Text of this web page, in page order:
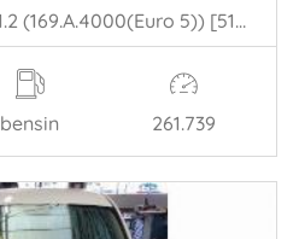
500 (312) Hatchback 1.2 (169.A.4000(Euro 5)) [51kW] (07-2007/...)
bensin 261.739